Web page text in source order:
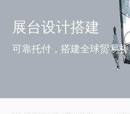
展台设计搭建
可靠托付，搭建全球贸易